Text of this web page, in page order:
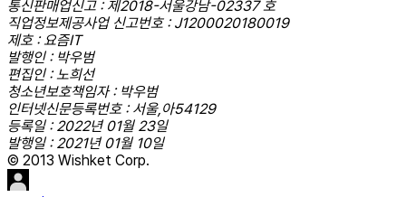
통신판매업신고 : 제2018-서울강남-02337 호
직업정보제공사업 신고번호 : J1200020180019
제호 : 요즘IT
발행인 : 박우범
편집인 : 노희선
청소년보호책임자 : 박우범
인터넷신문등록번호 : 서울,아54129
등록일 : 2022년 01월 23일
발행일 : 2021년 01월 10일
© 2013 Wishket Corp.